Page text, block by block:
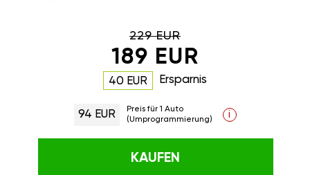
229 EUR
189 EUR
40 EUR Ersparnis
94 EUR
Preis für 1 Auto
(Umprogrammierung)
i
KAUFEN